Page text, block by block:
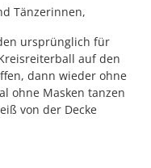
Tänzerinnen,
ursprünglich für
auf den
dann wieder ohne
ohne Masken tanzen
von der Decke